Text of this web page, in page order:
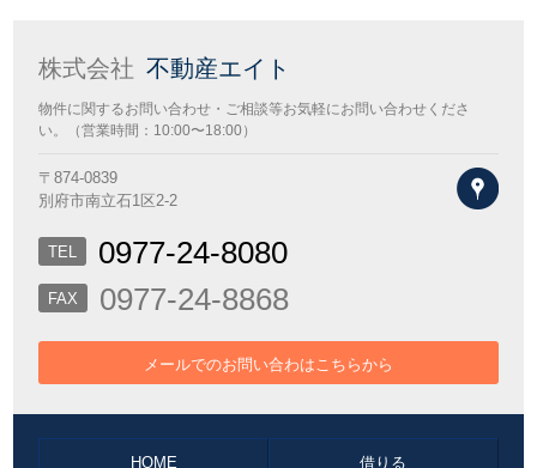
株式会社 不動産エイト
物件に関するお問い合わせ・ご相談等お気軽にお問い合わせくださ
い。（営業時間：10:00〜18:00）
〒874-0839
別府市南立石1区2-2
地図
TEL 0977-24-8080
FAX 0977-24-8868
メールでのお問い合わはこちらから
HOME 借りる